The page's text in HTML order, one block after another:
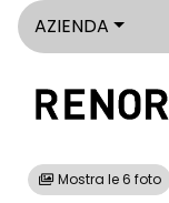
AZIENDA
Mostra le 6 foto